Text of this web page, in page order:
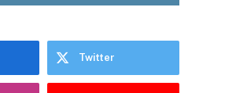
Twitter